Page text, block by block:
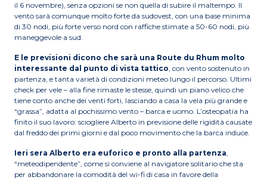
il 6 novembre), senza opzioni se non quella di subire il maltempo. Il
vento sarà comunque molto forte da sudovest, con una base minima
di 30 nodi, più forte verso nord con raffiche stimate a 50-60 nodi, più
maneggevole a sud.
E le previsioni dicono che sarà una Route du Rhum molto
interessante dal punto di vista tattico, con vento sostenuto in
partenza, e tanta varietà di condizioni meteo lungo il percorso. Ultimi
check per vele – alla fine rimaste le stesse, quindi un piano velico che
tiene conto anche dei venti forti, lasciando a casa la vela più grande e
“grassa”, adatta al pochissimo vento – barca e uomo. L’osteopatia ha
finito il suo lavoro: sciogliere Alberto in previsione delle rigidità causate
dal freddo dei primi giorni e dal poco movimento che la barca induce.
Ieri sera Alberto era euforico e pronto alla partenza,
“meteodipendente”, come si conviene al navigatore solitario che sta
per abbandonare la comodità del wi-fi di casa in favore della